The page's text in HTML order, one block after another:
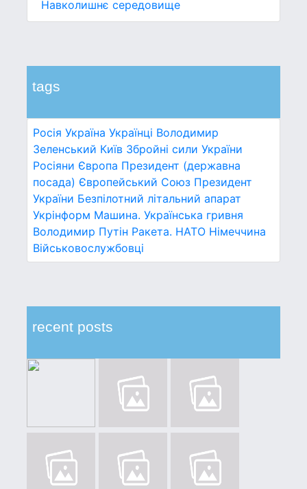
Навколишнє середовище
tags
Росія Україна Українці Володимир
Зеленський Київ Збройні сили України
Росіяни Європа Президент (державна
посада) Європейський Союз Президент
України Безпілотний літальний апарат
Укрінформ Машина. Українська гривня
Володимир Путін Ракета. НАТО Німеччина
Військовослужбовці
recent posts